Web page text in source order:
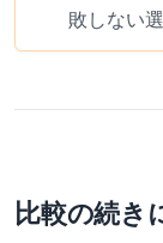
敗しない
比較の続き